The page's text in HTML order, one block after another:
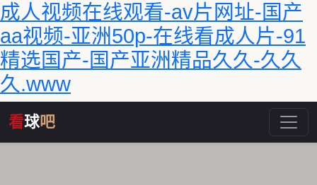
成人视频在线观看-av片网址-国产
aa视频-亚洲50p-在线看成人片-91
精选国产-国产亚洲精品久久-久久
久.www
看球吧